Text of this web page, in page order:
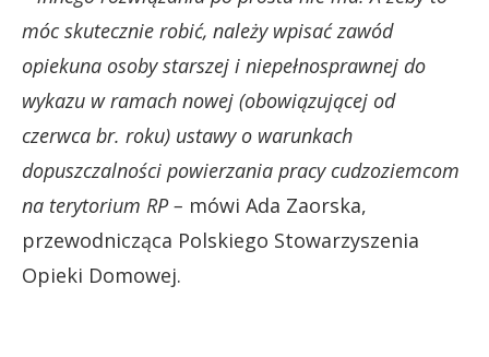
móc skutecznie robić, należy wpisać zawód
opiekuna osoby starszej i niepełnosprawnej do
wykazu w ramach nowej (obowiązującej od
czerwca br. roku) ustawy o warunkach
dopuszczalności powierzania pracy cudzoziemcom
na terytorium RP – mówi Ada Zaorska,
przewodnicząca Polskiego Stowarzyszenia
Opieki Domowej.